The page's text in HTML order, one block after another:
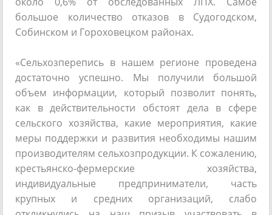
большое количество отказов в Судогодском,
Собинском и Гороховецком районах.
«Сельхозперепись в нашем регионе проведена
достаточно успешно. Мы получили большой
объем информации, который позволит понять,
как в действительности обстоят дела в сфере
сельского хозяйства, какие мероприятия, какие
меры поддержки и развития необходимы нашим
производителям сельхозпродукции. К сожалению,
крестьянско-фермерские хозяйства,
индивидуальные предприниматели, часть
крупных и средних организаций, слабо